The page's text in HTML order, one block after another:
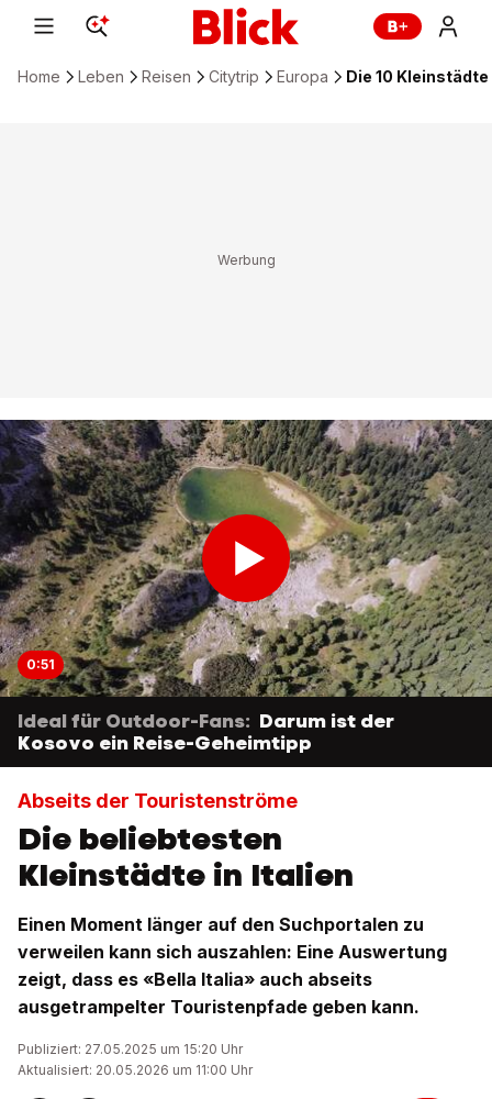
Home Leben Reisen Citytrip Europa Die 10
0:51
Ideal für Outdoor-Fans: Darum ist der
Kosovo ein Reise-Geheimtipp
Abseits der Touristenströme
Die beliebtesten
Kleinstädte in Italien
Einen Moment länger auf den Suchportalen zu
verweilen kann sich auszahlen: Eine Auswertung
zeigt, dass es «Bella Italia» auch abseits
ausgetrampelter Touristenpfade geben kann.
Publiziert: 27.05.2025 um 15:20 Uhr
Aktualisiert: 20.05.2026 um 11:00 Uhr